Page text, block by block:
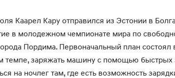
Каарел Кару отправился из Эстонии в
в молодежном чемпионате мира по
Пордима. Первоначальный план состоял
темпе, заряжать машину с помощью быстрых
на ночлег там, где есть возможность